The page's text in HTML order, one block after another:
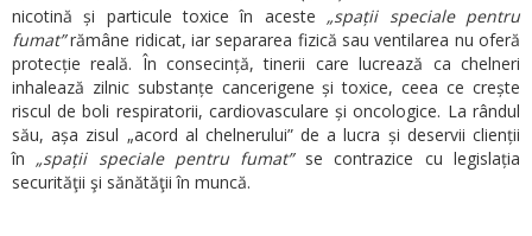
nicotină și particule toxice în aceste „spații speciale pentru
fumat”rămâne ridicat, iar separarea fizică sau ventilarea nu oferă
protecție reală. În consecință, tinerii care lucrează ca chelneri
inhalează zilnic substanțe cancerigene și toxice, ceea ce crește
riscul de boli respiratorii, cardiovasculare și oncologice. La rândul
său, așa zisul „acord al chelnerului” de a lucra și deservii clienții
în „spații speciale pentru fumat”se contrazice cu legislația
securităţii şi sănătăţii în muncă.